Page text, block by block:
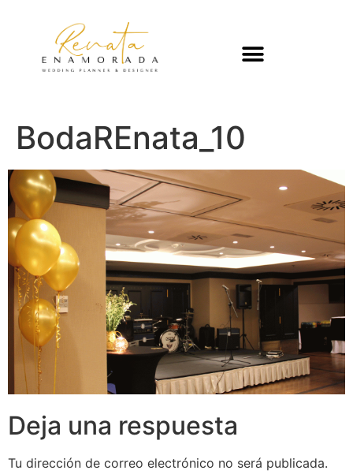
BodaREnata_10
Deja una respuesta
Tu dirección de correo electrónico no será publicada.